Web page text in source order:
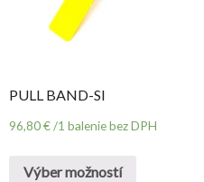
PULL BAND-SI
96,80€ /1 balenie bez DPH
Výber možností